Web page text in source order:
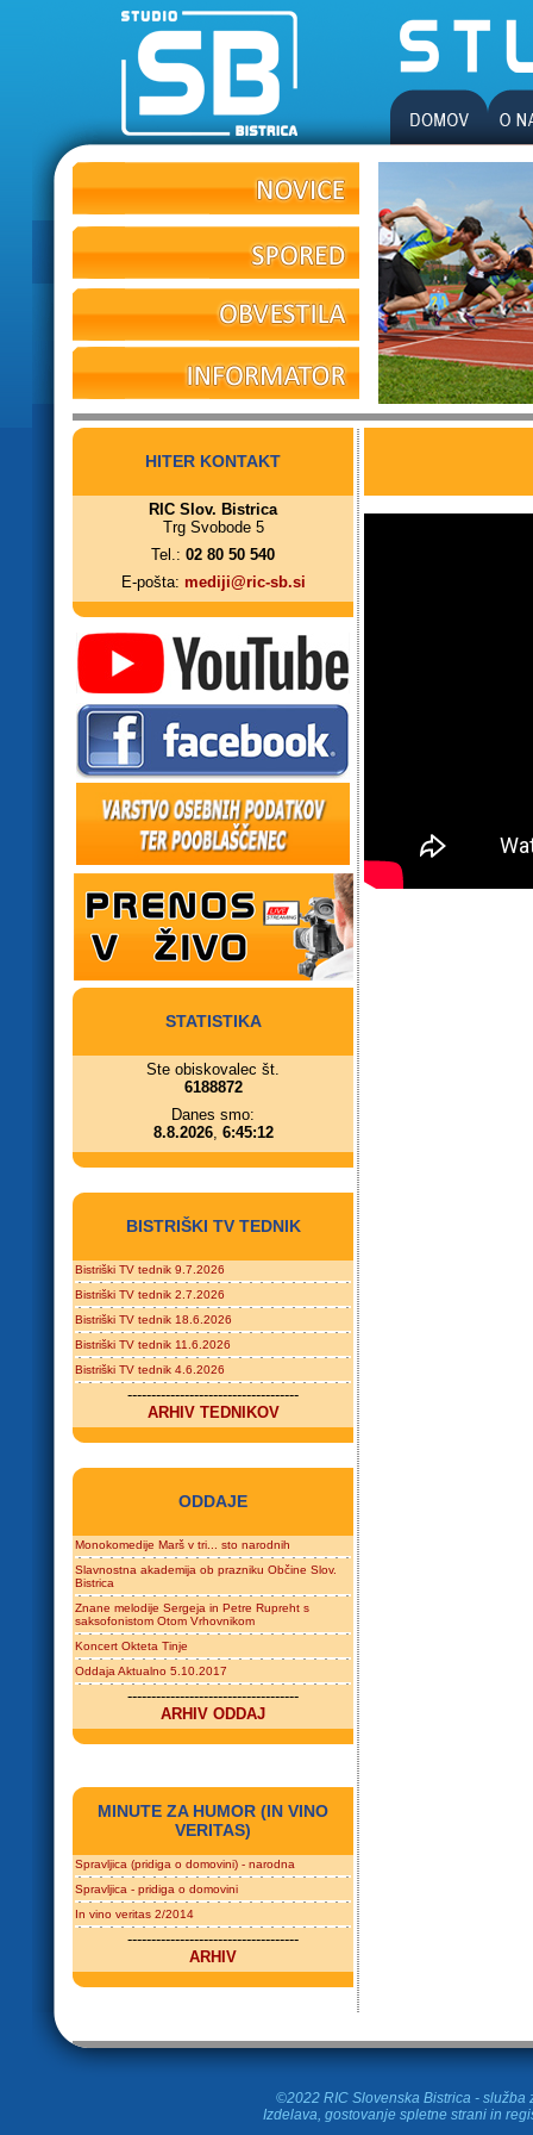
HITER KONTAKT
RIC Slov. Bistrica
Trg Svobode 5
Tel.: 02 80 50 540
E-pošta: mediji@ric-sb.si
STATISTIKA
Ste obiskovalec št.
6188872
Danes smo:
8.8.2026, 6:45:12
BISTRIŠKI TV TEDNIK
Bistriški TV tednik 9.7.2026
Bistriški TV tednik 2.7.2026
Bistriški TV tednik 18.6.2026
Bistriški TV tednik 11.6.2026
Bistriški TV tednik 4.6.2026
------------------------------------
ARHIV TEDNIKOV
ODDAJE
Monokomedije Marš v tri... sto narodnih
Slavnostna akademija ob prazniku Občine Slov.
Bistrica
Znane melodije Sergeja in Petre Rupreht s
saksofonistom Otom Vrhovnikom
Koncert Okteta Tinje
Oddaja Aktualno 5.10.2017
------------------------------------
ARHIV ODDAJ
MINUTE ZA HUMOR (IN VINO
VERITAS)
Spravljica (pridiga o domovini) - narodna
Spravljica - pridiga o domovini
In vino veritas 2/2014
------------------------------------
ARHIV
©2022 RIC Slovenska Bistrica - služba
Izdelava, gostovanje spletne strani in